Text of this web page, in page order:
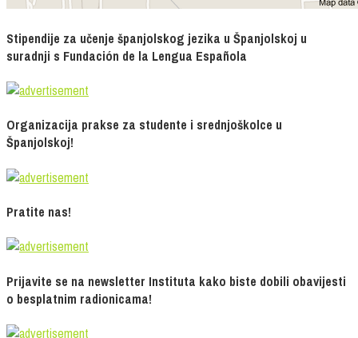
Stipendije za učenje španjolskog jezika u Španjolskoj u
suradnji s Fundación de la Lengua Española
Organizacija prakse za studente i srednjoškolce u
Španjolskoj!
Pratite nas!
Prijavite se na newsletter Instituta kako biste dobili obavijesti
o besplatnim radionicama!